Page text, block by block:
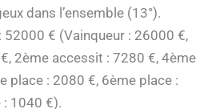
dans l’ensemble (13°).
€ (Vainqueur : 26000 €,
2ème accessit : 7280 €, 4ème
place : 2080 €, 6ème place :
: 1040 €).